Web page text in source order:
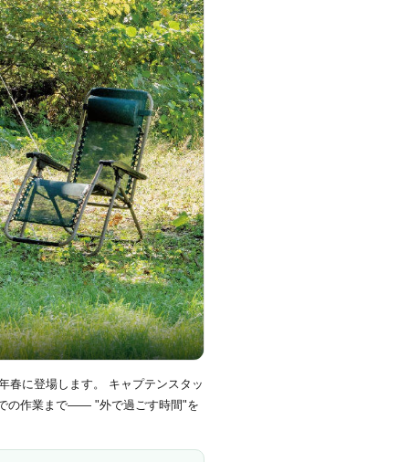
春に登場します。 キャプテンスタッ
の作業まで―― "外で過ごす時間"を